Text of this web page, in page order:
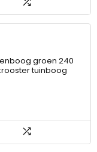
groen 240
tuinboog